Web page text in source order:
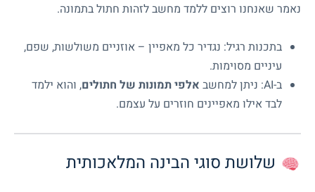
נאמר שאנחנו רוצים ללמד מחשב לזהות חתול בתמונה.
בתכנות רגיל: נגדיר כל מאפיין – אוזניים משולשות, שפם,
עיניים מסוימות.
ב-AI: ניתן למחשב
אלפי תמונות של חתולים, והוא ילמד
לבד אילו מאפיינים חוזרים על עצמם.
שלושת סוגי הבינה המלאכותית